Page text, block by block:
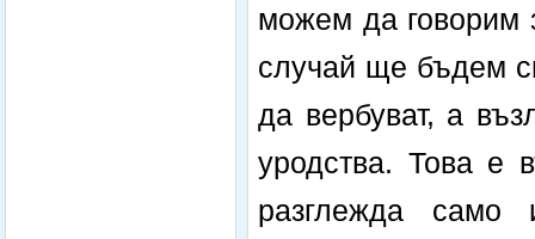
можем да говорим
случай ще бъдем
да вербуват, а
уродства. Това е
разглежда само